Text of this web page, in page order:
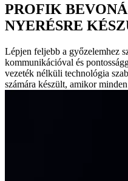
PROFIK
NYERÉSRE
Lépjen feljebb a győzelemhez
kommunikációval és
vezeték nélküli technológia
számára készült, amikor